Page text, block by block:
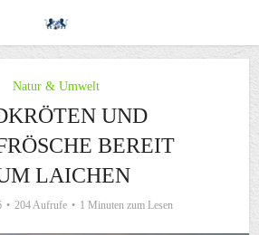
Natur & Umwelt
UND
BEREIT
LAICHEN
204 Aufrufe 1 Minuten zum Lesen